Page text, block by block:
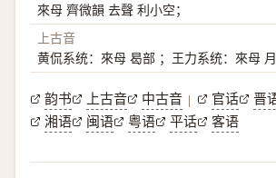
來母 齊微韻 去聲 利小空；
上古音
黄侃系统：來母 曷部 ；王力系统：來母 月
韵书 上古音 中古音 | 官话 晋
湘语
闽语 粤语 平话 客语